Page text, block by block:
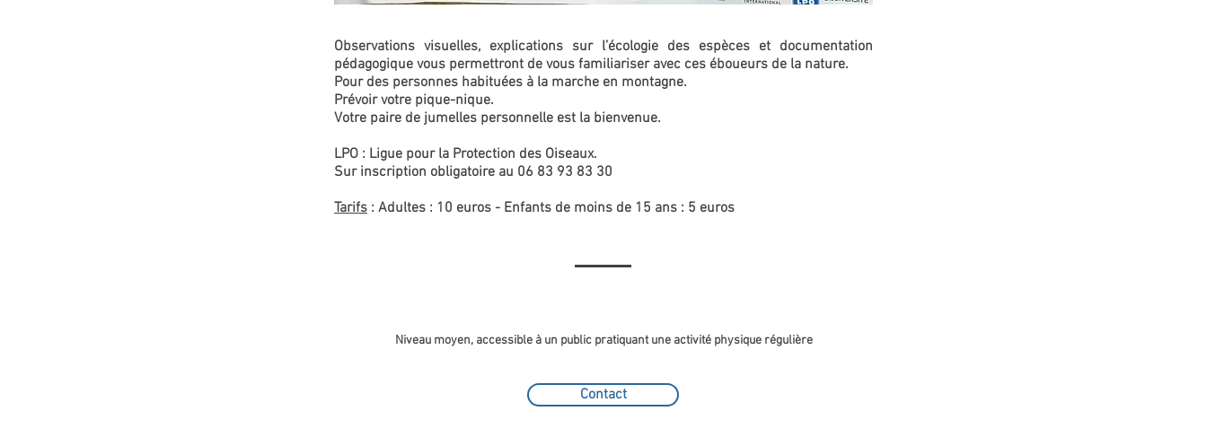
Observations visuelles, explications sur l’écologie des espèces et documentation
pédagogique vous permettront de vous familiariser avec ces éboueurs de la nature.
Pour des personnes habituées à la marche en montagne.
Prévoir votre pique-nique.
Votre paire de jumelles personnelle est la bienvenue.
LPO : Ligue pour la Protection des Oiseaux.
Sur inscription obligatoire au 06 83 93 83 30
Tarifs : Adultes : 10 euros - Enfants de moins de 15 ans : 5 euros
Niveau moyen, accessible à un public pratiquant une activité physique régulière
Contact